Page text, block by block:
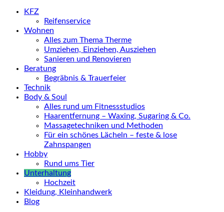
KFZ
Reifenservice
Wohnen
Alles zum Thema Therme
Umziehen, Einziehen, Ausziehen
Sanieren und Renovieren
Beratung
Begräbnis & Trauerfeier
Technik
Body & Soul
Alles rund um Fitnessstudios
Haarentfernung – Waxing, Sugaring & Co.
Massagetechniken und Methoden
Für ein schönes Lächeln – feste & lose
Zahnspangen
Hobby
Rund ums Tier
Unterhaltung
Hochzeit
Kleidung, Kleinhandwerk
Blog